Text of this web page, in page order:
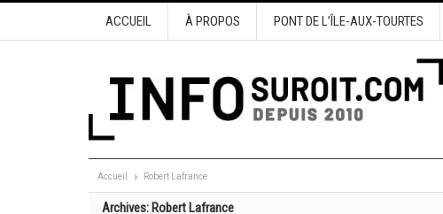
ACCUEIL À PROPOS PONT DE L’ÎLE-AUX-TOURTES
Accueil Robert Lafrance
Archives: Robert Lafrance